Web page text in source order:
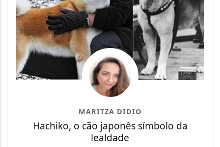
MARITZA DIDIO
Hachiko, o cão japonês símbolo da
lealdade